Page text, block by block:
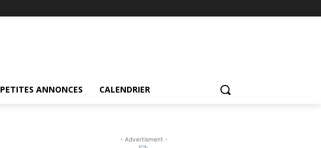
PETITES ANNONCES CALENDRIER
- Advertisment -